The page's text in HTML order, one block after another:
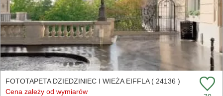
FOTOTAPETA DZIEDZINIEC I WIEŻA EIFFLA ( 24136 )
Cena zależy od wymiarów